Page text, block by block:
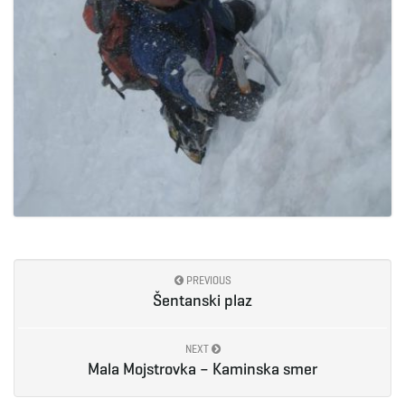
PREVIOUS
Šentanski plaz
NEXT
Mala Mojstrovka – Kaminska smer